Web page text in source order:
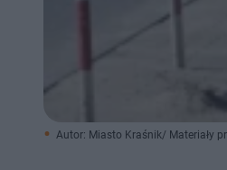
Autor: Miasto Kraśnik/ Materiały